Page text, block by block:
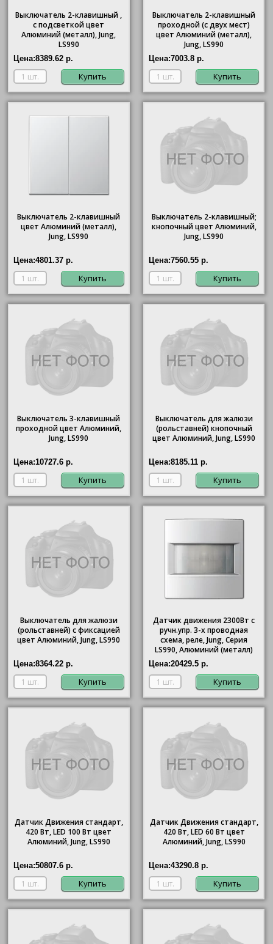
Выключатель 2-клавишный ,
с подсветкой цвет
Алюминий (металл), Jung,
LS990
Цена:8389.62 р.
Купить
Выключатель 2-клавишный
проходной (с двух мест)
цвет Алюминий (металл),
Jung, LS990
Цена:7003.8 р.
Купить
Выключатель 2-клавишный
цвет Алюминий (металл),
Jung, LS990
Цена:4801.37 р.
Купить
Выключатель 2-клавишный;
кнопочный цвет Алюминий,
Jung, LS990
Цена:7560.55 р.
Купить
Выключатель 3-клавишный
проходной цвет Алюминий,
Jung, LS990
Цена:10727.6 р.
Купить
Выключатель для жалюзи
(рольставней) кнопочный
цвет Алюминий, Jung, LS990
Цена:8185.11 р.
Купить
Выключатель для жалюзи
(рольставней) с фиксацией
цвет Алюминий, Jung, LS990
Цена:8364.22 р.
Купить
Датчик движения 2300Вт с
ручн.упр. 3-х проводная
схема, реле, Jung, Серия
LS990, Алюминий (металл)
Цена:20429.5 р.
Купить
Датчик Движения стандарт,
420 Вт, LED 100 Вт цвет
Алюминий, Jung, LS990
Цена:50807.6 р.
Купить
Датчик Движения стандарт,
420 Вт, LED 60 Вт цвет
Алюминий, Jung, LS990
Цена:43290.8 р.
Купить